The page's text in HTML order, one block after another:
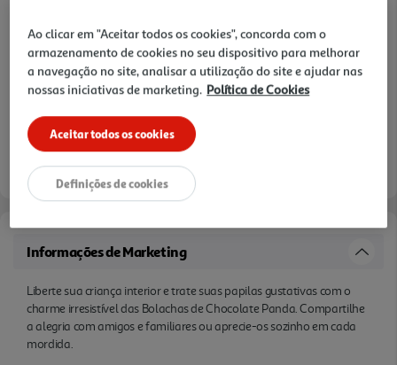
Notas de preparação
Informações de Marketing
Liberte sua criança interior e trate suas papilas gustativas com o
charme irresistível das Bolachas de Chocolate Panda. Compartilhe
a alegria com amigos e familiares ou aprecie-os sozinho em cada
mordida.
Ao clicar em "Aceitar todos os cookies", concorda com o
armazenamento de cookies no seu dispositivo para melhorar
a navegação no site, analisar a utilização do site e ajudar nas
nossas iniciativas de marketing. Política de Cookies
Aceitar todos os cookies
Definições de cookies